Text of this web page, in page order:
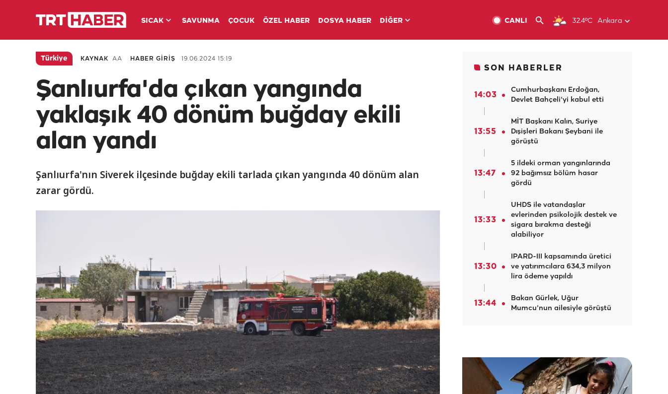
SICAK SAVUNMA ÇOCUK ÖZEL HABER DOSYA HABER DİĞER 32.4ºC Ankara
CANLI
Türkiye KAYNAK AA HABER GİRİŞ 19.06.2024 15:19
Şanlıurfa'da çıkan yangında
yaklaşık 40 dönüm buğday ekili
alan yandı
Şanlıurfa'nın Siverek ilçesinde buğday ekili tarlada çıkan yangında 40 dönüm alan
zarar gördü.
SON HABERLER
14:03
Cumhurbaşkanı Erdoğan,
Devlet Bahçeli'yi kabul etti
13:55
MİT Başkanı Kalın, Suriye
Dışişleri Bakanı Şeybani ile
görüştü
13:47
5 ildeki orman yangınlarında
92 bağımsız bölüm hasar
gördü
13:33
UHDS ile vatandaşlar
evlerinden psikolojik destek ve
sigara bırakma desteği
alabiliyor
13:30
IPARD-III kapsamında üretici
ve yatırımcılara 634,3 milyon
lira ödeme yapıldı
13:44
Bakan Gürlek, Uğur
Mumcu'nun ailesiyle görüştü